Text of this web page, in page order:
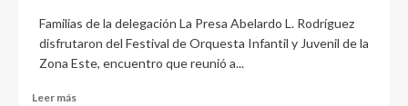
Familias de la delegación La Presa Abelardo L. Rodríguez
disfrutaron del Festival de Orquesta Infantil y Juvenil de la
Zona Este, encuentro que reunió a...
Leer más